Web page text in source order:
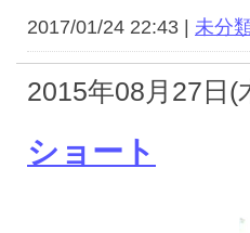
2017/01/24 22:43 | 未分
2015年08月27日(
ショート